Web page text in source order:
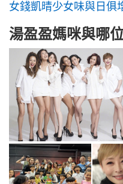
女錢凱晴少女味與日俱
湯盈盈媽咪與哪